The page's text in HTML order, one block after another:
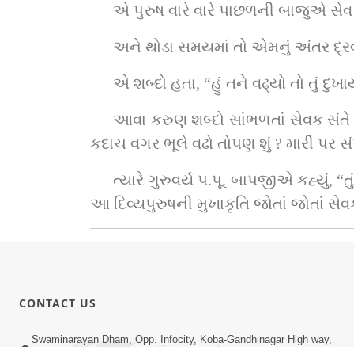
એ પુરુષ વારે વારે પાછળની બાજુએ
અને થોડા સમયમાં તો એમનું અંતર
એ શબ્દો હતા, “હું તને વઢ્યો તો તું
આવા કરુણ શબ્દો સાંભળતાં સેવક સંતે
કદાચ વગર ભૂલે વઢો તોપણ શું ? મારી પર
ત્યારે ગુરુવર્ય પ.પૂ. બાપજીએ કહ્યું,
આ દિવ્યપુરુષની મુખાકૃતિ જોતાં જોતાં
CONTACT US
Swaminarayan Dham, Opp. Infocity, Koba-Gandhinagar High way,